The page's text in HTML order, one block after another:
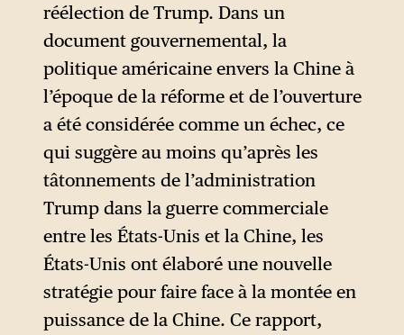
réélection de Trump. Dans un
document gouvernemental, la
politique américaine envers la Chine à
l’époque de la réforme et de l’ouverture
a été considérée comme un échec, ce
qui suggère au moins qu’après les
tâtonnements de l’administration
Trump dans la guerre commerciale
entre les États-Unis et la Chine, les
États-Unis ont élaboré une nouvelle
stratégie pour faire face à la montée en
puissance de la Chine. Ce rapport,